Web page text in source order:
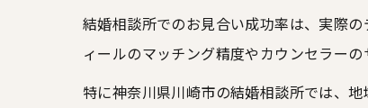
結婚相談所でのお見合い成功率は、実際
ィールのマッチング精度やカウンセラーの
特に神奈川県川崎市の結婚相談所では、